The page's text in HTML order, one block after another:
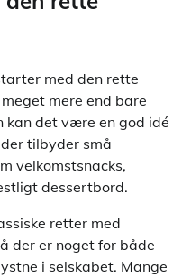
med den rette
mere end bare
kan det være en god idé
tilbyder små
velkomstsnacks,
dessertbord.
retter med
der er noget for både
i selskabet. Mange